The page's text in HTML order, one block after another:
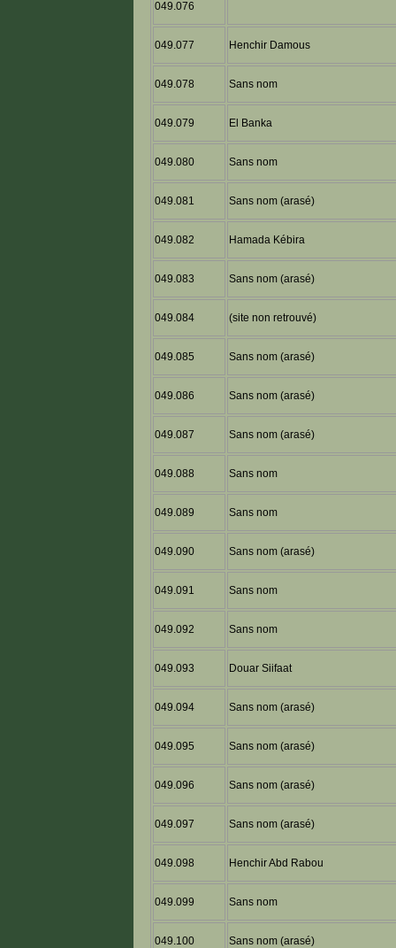
049.076
049.077 Henchir Damous
049.078 Sans nom
049.079 El Banka
049.080 Sans nom
049.081 Sans nom (arasé)
049.082 Hamada Kébira
049.083 Sans nom (arasé)
049.084 (site non retrouvé)
049.085 Sans nom (arasé)
049.086 Sans nom (arasé)
049.087 Sans nom (arasé)
049.088 Sans nom
049.089 Sans nom
049.090 Sans nom (arasé)
049.091 Sans nom
049.092 Sans nom
049.093 Douar Siifaat
049.094 Sans nom (arasé)
049.095 Sans nom (arasé)
049.096 Sans nom (arasé)
049.097 Sans nom (arasé)
049.098 Henchir Abd Rabou
049.099 Sans nom
049.100 Sans nom (arasé)